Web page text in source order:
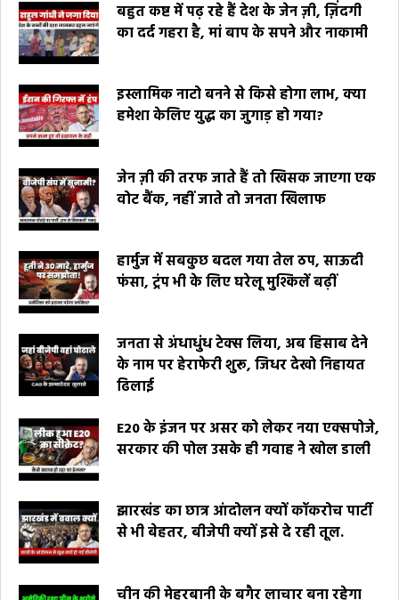
बहुत कष्ट में पढ़ रहे हैं देश के जेन ज़ी, ज़िंदगी
का दर्द गहरा है, मां बाप के सपने और नाकामी
इस्लामिक नाटो बनने से किसे होगा लाभ, क्या
हमेशा केलिए युद्ध का जुगाड़ हो गया?
जेन ज़ी की तरफ जाते हैं तो खिसक जाएगा एक
वोट बैंक, नहीं जाते तो जनता खिलाफ
हार्मुज में सबकुछ बदल गया तेल ठप, साऊदी
फंसा, ट्रंप भी के लिए घरेलू मुश्किलें बढ़ीं
जनता से अंधाधुंध टेक्स लिया, अब हिसाब देने
के नाम पर हेराफेरी शुरू, जिधर देखो निहायत
ढिलाई
E20 के इंजन पर असर को लेकर नया एक्सपोजे,
सरकार की पोल उसके ही गवाह ने खोल डाली
झारखंड का छात्र आंदोलन क्यों कॉकरोच पार्टी
से भी बेहतर, बीजेपी क्यों इसे दे रही तूल.
चीन की मेहरबानी के बगैर लाचार बना रहेगा